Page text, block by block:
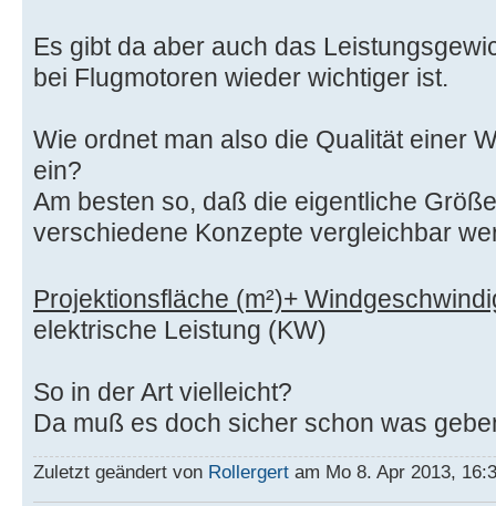
Es gibt da aber auch das
bei Flugmotoren wieder wichtiger ist.
Wie ordnet man also die Qualität einer
ein?
Am besten so, daß die eigentliche
verschiedene Konzepte vergleichbar
Projektionsfläche (m²)+
elektrische Leistung (KW)
So in der Art vielleicht?
Da muß es doch sicher schon was
Zuletzt geändert von Rollergert am Mo 8. Apr 2013,